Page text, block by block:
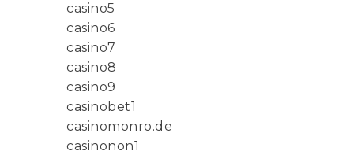
casino5
casino6
casino7
casino8
casino9
casinobet1
casinomonro.de
casinonon1